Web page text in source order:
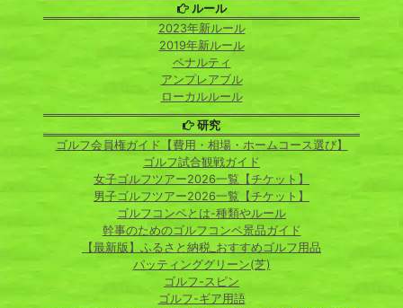
ルール
2023年新ルール
2019年新ルール
ペナルティ
アンプレアブル
ローカルルール
研究
ゴルフ会員権ガイド【費用・相場・ホームコース選び】
ゴルフ試合観戦ガイド
女子ゴルフツアー2026一覧【チケット】
男子ゴルフツアー2026一覧【チケット】
ゴルフコンペとは-種類やルール
幹事のためのゴルフコンペ景品ガイド
【最新版】ふるさと納税_おすすめゴルフ用品
パッティンググリーン(芝)
ゴルフ-スピン
ゴルフ-ギア用語